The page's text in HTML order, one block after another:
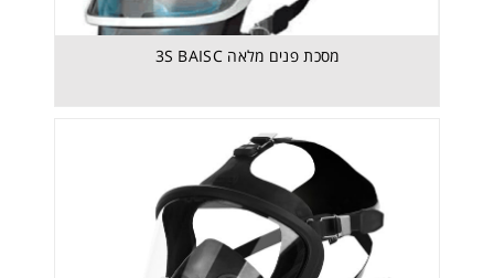
מסכת פנים מלאה 3S BAISC
מסיכת פנים מלאה ULTRA-ELITE